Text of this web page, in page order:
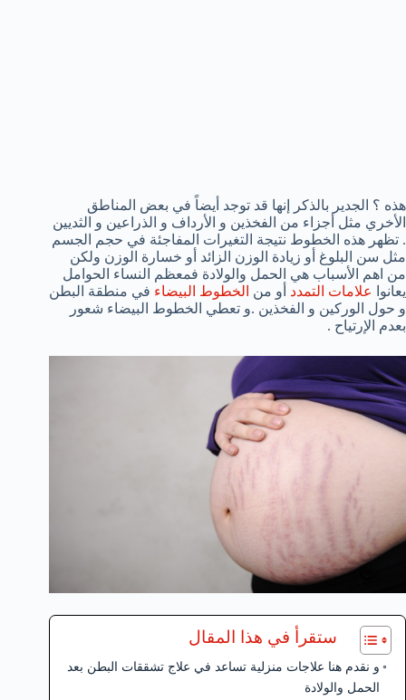
هذه ؟ الجدير بالذكر إنها قد توجد أيضاً في بعض المناطق
الأخري مثل أجزاء من الفخذين و الأرداف و الذراعين و الثديين
. تظهر هذه الخطوط نتيجة التغيرات المفاجئة في حجم الجسم
مثل سن البلوغ أو زيادة الوزن الزائد أو خسارة الوزن ولكن
من اهم الأسباب هي الحمل والولادة فمعظم النساء الحوامل
يعانوا
علامات التمدد أو من الخطوط البيضاء في منطقة البطن
و حول الوركين و الفخذين .و تعطي الخطوط البيضاء شعور
بعدم الإرتياح .
ستقرأ في هذا المقال
و نقدم هنا علاجات منزلية تساعد في علاج تشققات البطن بعد
الحمل والولادة